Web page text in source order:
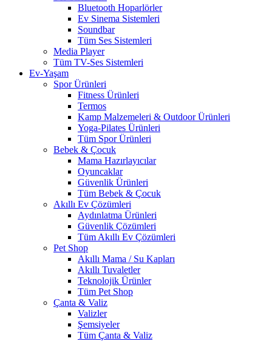
Bluetooth Hoparlörler
Ev Sinema Sistemleri
Soundbar
Tüm Ses Sistemleri
Media Player
Tüm TV-Ses Sistemleri
Ev-Yaşam
Spor Ürünleri
Fitness Ürünleri
Termos
Kamp Malzemeleri & Outdoor Ürünleri
Yoga-Pilates Ürünleri
Tüm Spor Ürünleri
Bebek & Çocuk
Mama Hazırlayıcılar
Oyuncaklar
Güvenlik Ürünleri
Tüm Bebek & Çocuk
Akıllı Ev Çözümleri
Aydınlatma Ürünleri
Güvenlik Çözümleri
Tüm Akıllı Ev Çözümleri
Pet Shop
Akıllı Mama / Su Kapları
Akıllı Tuvaletler
Teknolojik Ürünler
Tüm Pet Shop
Çanta & Valiz
Valizler
Şemsiyeler
Tüm Çanta & Valiz